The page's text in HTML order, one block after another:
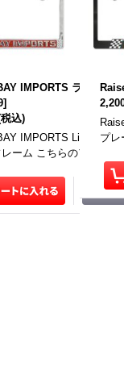
ライセンス プレ
MOONEYES License
イセンス プレート …
IMPORTS ライセン
]
込)
IMPORTS License
ーム こちらのアイテ
プ